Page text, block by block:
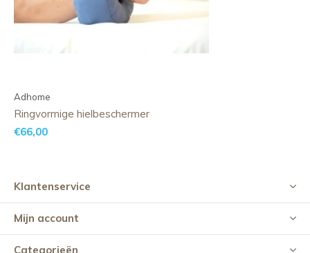
Adhome
Ringvormige hielbeschermer
€66,00
Klantenservice
Mijn account
Categorieën